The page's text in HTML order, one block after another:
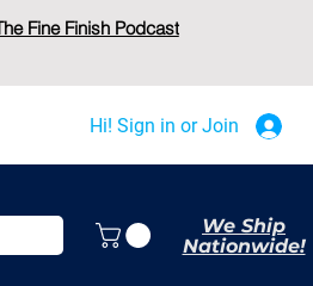
Fine Finish Podcast
Hi! Sign in or Join
We Ship
Nationwide!